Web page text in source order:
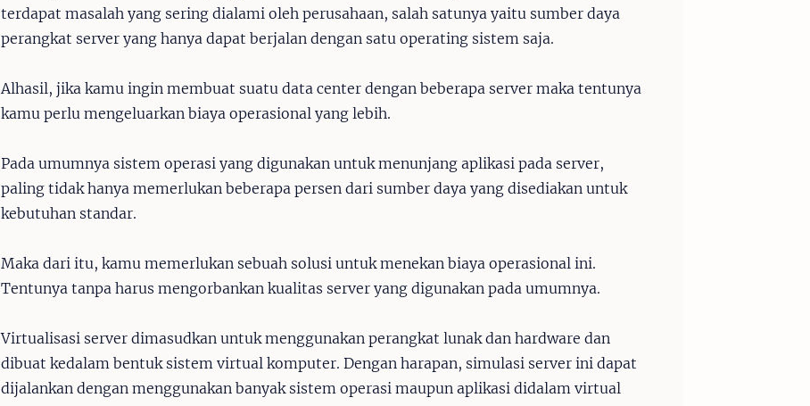
terdapat masalah yang sering dialami oleh perusahaan, salah satunya yaitu sumber daya
perangkat server yang hanya dapat berjalan dengan satu operating sistem saja.
Alhasil, jika kamu ingin membuat suatu data center dengan beberapa server maka tentunya
kamu perlu mengeluarkan biaya operasional yang lebih.
Pada umumnya sistem operasi yang digunakan untuk menunjang aplikasi pada server,
paling tidak hanya memerlukan beberapa persen dari sumber daya yang disediakan untuk
kebutuhan standar.
Maka dari itu, kamu memerlukan sebuah solusi untuk menekan biaya operasional ini.
Tentunya tanpa harus mengorbankan kualitas server yang digunakan pada umumnya.
Virtualisasi server dimasudkan untuk menggunakan perangkat lunak dan hardware dan
dibuat kedalam bentuk sistem virtual komputer. Dengan harapan, simulasi server ini dapat
dijalankan dengan menggunakan banyak sistem operasi maupun aplikasi didalam virtual